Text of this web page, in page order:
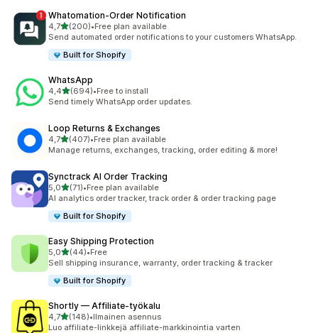
Whatomation‑Order Notification
4,7/ 5 tähteä
(200)
200 arvostelua yhteensä
•Free plan available
Send automated order notifications to your customers WhatsApp.
Built for Shopify
WhatsApp
4,4/ 5 tähteä
(694)
694 arvostelua yhteensä
•Free to install
Send timely WhatsApp order updates.
Loop Returns & Exchanges
4,7/ 5 tähteä
(407)
407 arvostelua yhteensä
•Free plan available
Manage returns, exchanges, tracking, order editing & more!
Synctrack AI Order Tracking
5,0/ 5 tähteä
(71)
71 arvostelua yhteensä
•Free plan available
AI analytics order tracker, track order & order tracking page
Built for Shopify
Easy Shipping Protection
5,0/ 5 tähteä
(44)
44 arvostelua yhteensä
•Free
Sell shipping insurance, warranty, order tracking & tracker
Built for Shopify
Shortly — Affiliate‑työkalu
4,7/ 5 tähteä
(148)
148 arvostelua yhteensä
•Ilmainen asennus
Luo affiliate-linkkejä affiliate-markkinointia varten